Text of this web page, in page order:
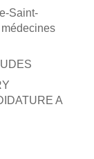
Saint-
A